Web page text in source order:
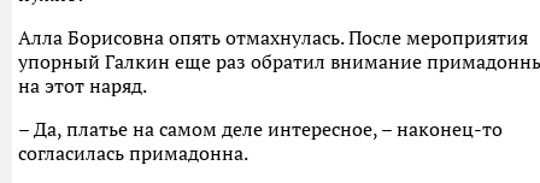
Алла Борисовна опять отмахнулась. После мероприятия
упорный Галкин еще раз обратил внимание
на этот наряд.
– Да, платье на самом деле интересное, – наконец-то
согласилась примадонна.